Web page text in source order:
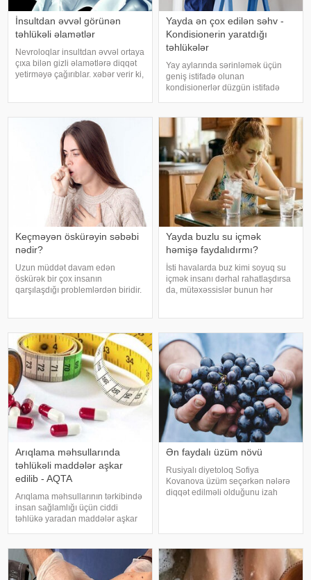
İnsultdan əvvəl görünən
təhlükəli əlamətlər
Nevroloqlar insultdan əvvəl ortaya
çıxa bilən gizli əlamətlərə diqqət
yetirməyə çağırıblar. xəbər verir ki,
verə bilər. Lakin b
Yayda ən çox edilən səhv -
Kondisionerin yaratdığı
təhlükələr
Yay aylarında sərinləmək üçün
geniş istifadə olunan
kondisionerlər düzgün istifadə
xəbər verir ki, ani temperatur
dəyişiklikləri, quru hava və
baxımsız kondisionerlərd
Keçməyən öskürəyin səbəbi
nədir?
Uzun müddət davam edən
öskürək bir çox insanın
qarşılaşdığı problemlərdən biridir.
hər zaman tənəffüs yolu
infeksiyası olmur
Yayda buzlu su içmək
həmişə faydalıdırmı?
İsti havalarda buz kimi soyuq su
içmək insanı dərhal rahatlaşdırsa
da, mütəxəssislər bunun hər
insanın kifayət qədə
Arıqlama məhsullarında
təhlükəli maddələr aşkar
edilib - AQTA
Arıqlama məhsullarının tərkibində
insan sağlamlığı üçün ciddi
təhlükə yaradan maddələr aşkar
Təhlükəsizliyi Agentliyinin (AQTA)
Qida təhlükəsizliyi şöbəsinin
müdir
Ən faydalı üzüm növü
Rusiyalı diyetoloq Sofiya
Kovanova üzüm seçərkən nələrə
diqqət edilməli olduğunu izah
Mütəxəssis qeyd edib ki, tünd
rəngdə olan üzüm sortlar